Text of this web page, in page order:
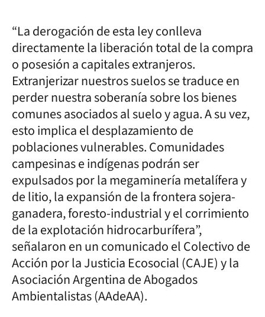
“La derogación de esta ley conlleva
directamente la liberación total de la compra
o posesión a capitales extranjeros.
Extranjerizar nuestros suelos se traduce en
perder nuestra soberanía sobre los bienes
comunes asociados al suelo y agua. A su vez,
esto implica el desplazamiento de
poblaciones vulnerables. Comunidades
campesinas e indígenas podrán ser
expulsados por la megaminería metalífera y
de litio, la expansión de la frontera sojera-
ganadera, foresto-industrial y el corrimiento
de la explotación hidrocarburífera”,
señalaron en un comunicado el Colectivo de
Acción por la Justicia Ecosocial (CAJE) y la
Asociación Argentina de Abogados
Ambientalistas (AAdeAA).